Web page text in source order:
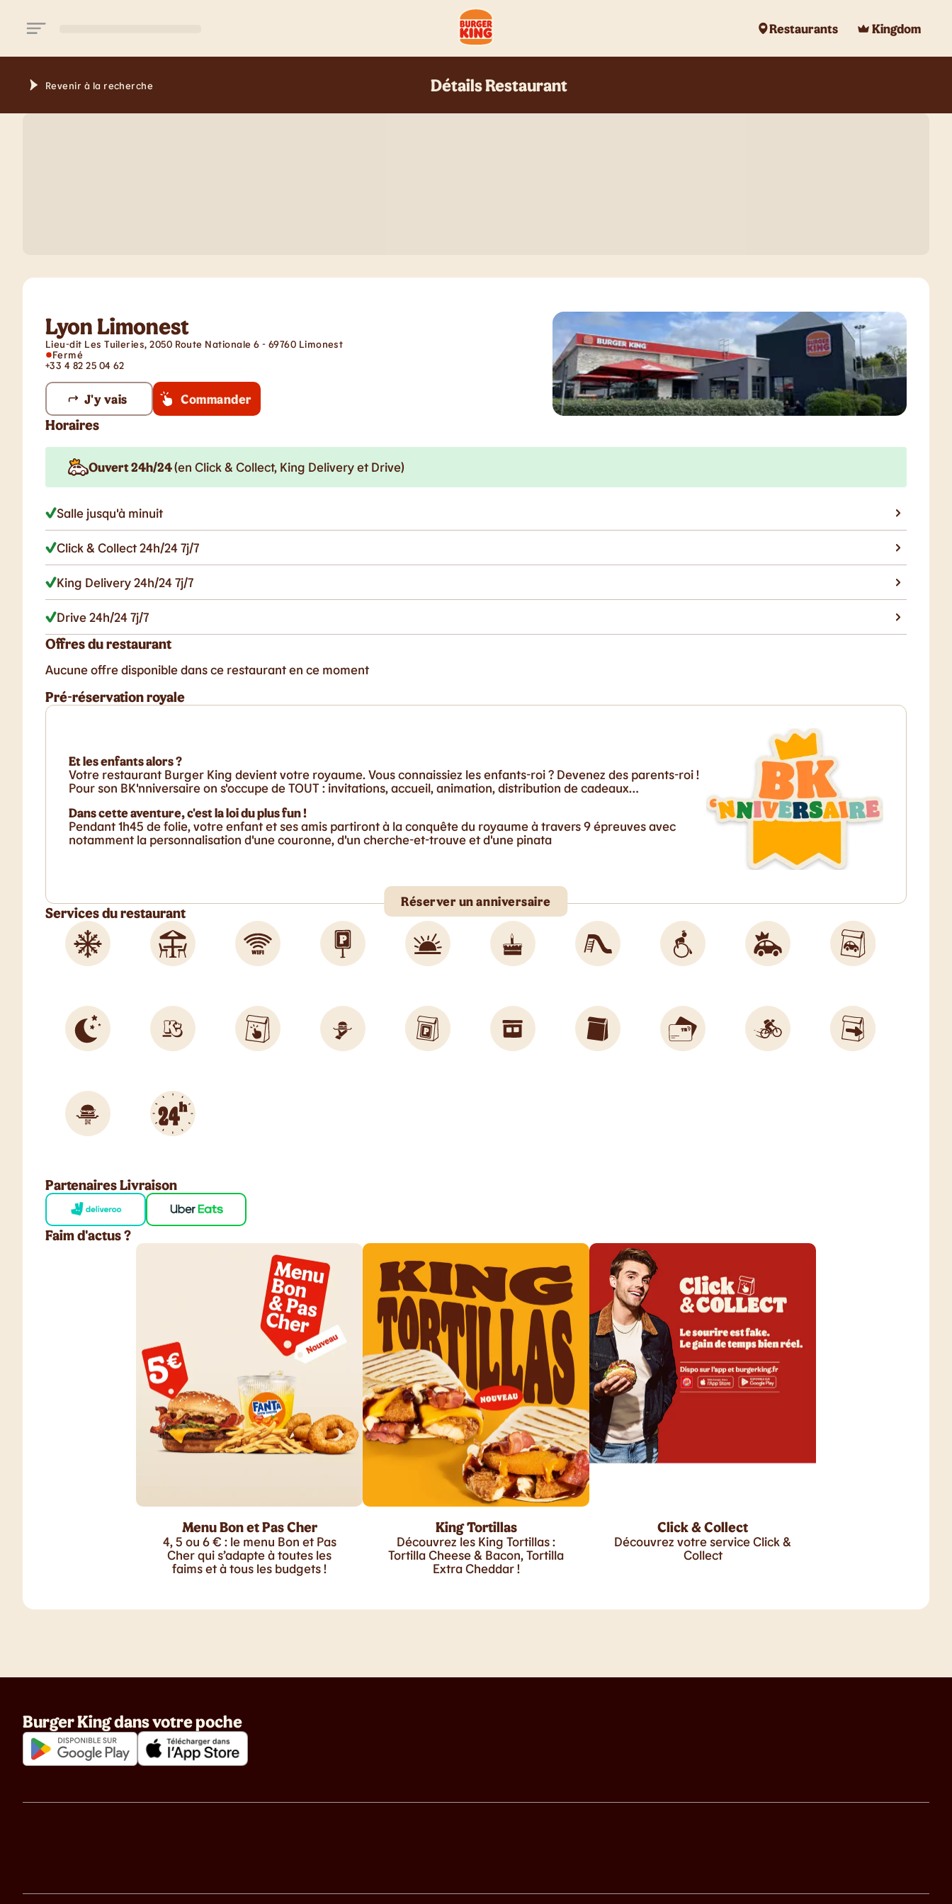
Restaurants
Kingdom
Revenir à la recherche Détails Restaurant
Lyon Limonest
Lieu-dit Les Tuileries, 2050 Route Nationale 6 - 69760 Limonest
Fermé
+33 4 82 25 04 62
J'y vais Commander
Horaires
Ouvert 24h/24(en Click & Collect, King Delivery et Drive)
Salle jusqu'à minuit
Click & Collect 24h/24 7j/7
King Delivery 24h/24 7j/7
Drive 24h/24 7j/7
Offres du restaurant
Aucune offre disponible dans ce restaurant en ce moment
Pré-réservation royale
Et les enfants alors ?
Votre restaurant Burger King devient votre royaume. Vous connaissiez les enfants-roi ? Devenez des parents-roi !
Pour son BK'nniversaire on s'occupe de TOUT : invitations, accueil, animation, distribution de cadeaux…
Dans cette aventure, c'est la loi du plus fun !
Pendant 1h45 de folie, votre enfant et ses amis partiront à la conquête du royaume à travers 9 épreuves avec
notamment la personnalisation d'une couronne, d'un cherche-et-trouve et d'une pinata
Réserver un anniversaire
Services du restaurant
Partenaires Livraison
Faim d'actus ?
Menu Bon et Pas Cher
4, 5 ou 6 € : le menu Bon et Pas
Cher qui s’adapte à toutes les
faims et à tous les budgets !
King Tortillas
Découvrez les King Tortillas :
Tortilla Cheese & Bacon, Tortilla
Extra Cheddar !
Click & Collect
Découvrez votre service Click &
Collect
Burger King dans votre poche